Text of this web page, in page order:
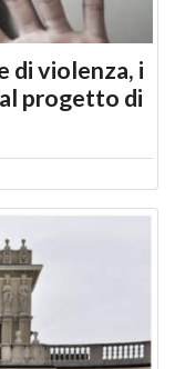
di violenza, i
progetto di